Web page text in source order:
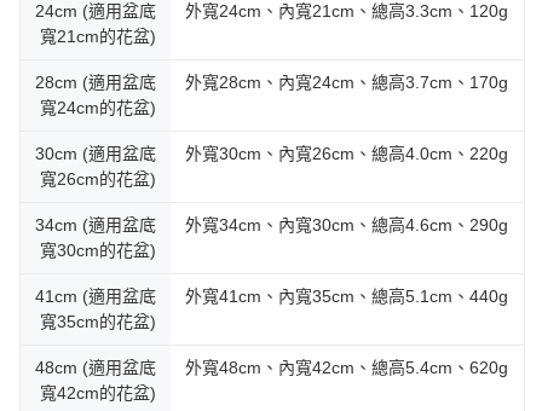
24cm (適用盆底
寬21cm的花盆)
外寬24cm、內寬21cm、總高3.3cm、120g
28cm (適用盆底
寬24cm的花盆)
外寬28cm、內寬24cm、總高3.7cm、170g
30cm (適用盆底
寬26cm的花盆)
外寬30cm、內寬26cm、總高4.0cm、220g
34cm (適用盆底
寬30cm的花盆)
外寬34cm、內寬30cm、總高4.6cm、290g
41cm (適用盆底
寬35cm的花盆)
外寬41cm、內寬35cm、總高5.1cm、440g
48cm (適用盆底
寬42cm的花盆)
外寬48cm、內寬42cm、總高5.4cm、620g